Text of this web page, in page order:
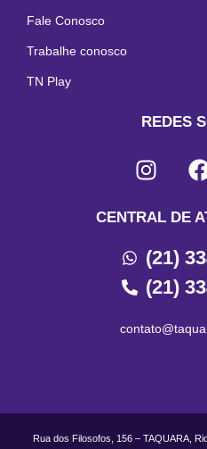
Fale Conosco
Trabalhe conosco
TN Play
REDES
CENTRAL DE
(21)
(21)
Rua dos Filosofos, 156 – TAQUARA,